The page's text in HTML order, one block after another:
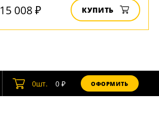
15 008 ₽ КУПИТЬ
0шт. 0₽ ОФОРМИТЬ